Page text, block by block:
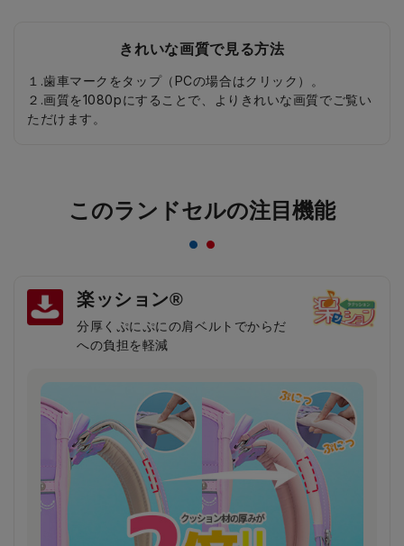
きれいな画質で見る方法
１.歯車マークをタップ（PCの場合はクリック）。
２.画質を1080pにすることで、よりきれいな画質でご覧い
ただけます。
このランドセルの注目機能
楽ッション®
分厚くぷにぷにの肩ベルトでからだ
への負担を軽減